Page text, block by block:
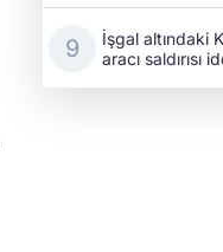
İşgal altındaki
aracı saldırısı